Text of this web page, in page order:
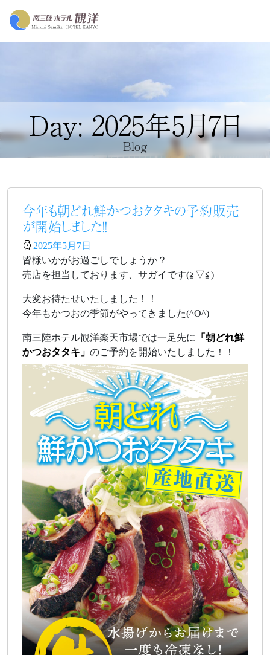
Day: 2025年5月7日
Blog
今年も朝どれ鮮かつおタタキの予約販売
が開始しました！！
2025年5月7日
皆様いかがお過ごしでしょうか？
売店を担当しております、サガイです(≧▽≦)
大変お待たせいたしました！！
今年もかつおの季節がやってきました(^O^)
南三陸ホテル観洋楽天市場では一足先に
「朝どれ鮮
かつおタタキ」 のご予約を開始いたしました！！